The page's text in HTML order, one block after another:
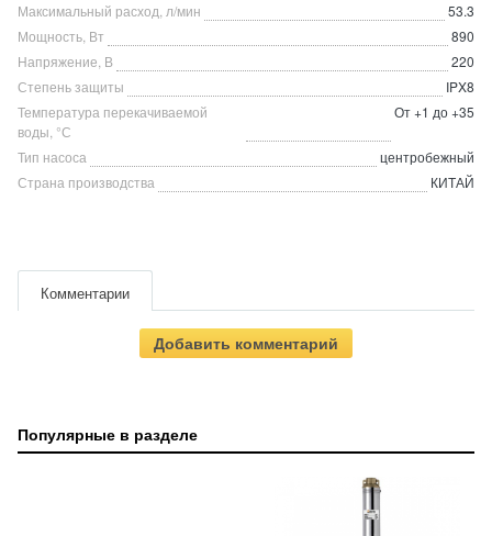
Максимальный расход, л/мин
53.3
Мощность, Вт
890
Напряжение, В
220
Степень защиты
IPX8
Температура перекачиваемой
воды, °С
От +1 до +35
Тип насоса
центробежный
Страна производства
КИТАЙ
Комментарии
Добавить комментарий
Популярные в разделе